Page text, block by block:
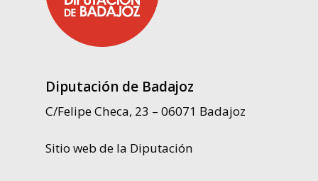
Diputación de Badajoz
C/Felipe Checa, 23 – 06071 Badajoz
Sitio web de la Diputación